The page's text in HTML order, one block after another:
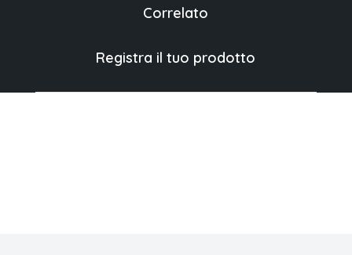
Correlato
Registra il tuo prodotto